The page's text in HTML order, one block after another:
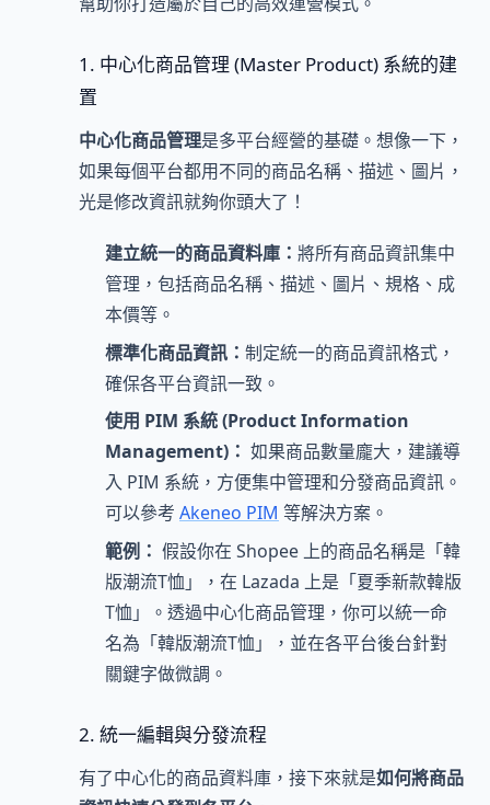
1. 中心化商品管理 (Master Product) 系統的建
置
中心化商品管理是多平台經營的基礎。想像一下，
如果每個平台都用不同的商品名稱、描述、圖片，
光是修改資訊就夠你頭大了！
建立統一的商品資料庫： 將所有商品資訊集中
管理，包括商品名稱、描述、圖片、規格、成
本價等。
標準化商品資訊： 制定統一的商品資訊格式，
確保各平台資訊一致。
使用 PIM 系統 (Product Information
Management)： 如果商品數量龐大，建議導
入 PIM 系統，方便集中管理和分發商品資訊。
可以參考 Akeneo PIM 等解決方案。
範例： 假設你在 Shopee 上的商品名稱是「韓
版潮流T恤」，在 Lazada 上是「夏季新款韓版
T恤」。透過中心化商品管理，你可以統一命
名為「韓版潮流T恤」，並在各平台後台針對
關鍵字做微調。
2. 統一編輯與分發流程
有了中心化的商品資料庫，接下來就是如何將商品